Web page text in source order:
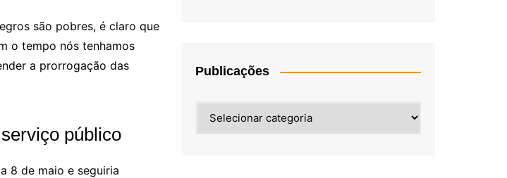
são pobres, é claro que
o tempo nós tenhamos
a prorrogação das
público
8 de maio e seguiria
Publicações